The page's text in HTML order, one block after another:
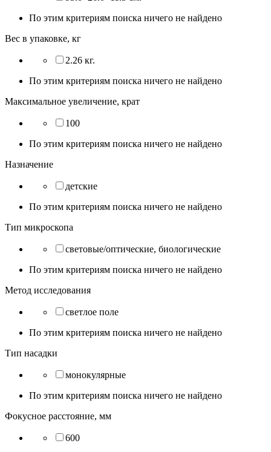
По этим критериям поиска ничего не найдено
Вес в упаковке, кг
2.26 кг.
По этим критериям поиска ничего не найдено
Максимальное увеличение, крат
100
По этим критериям поиска ничего не найдено
Назначение
детские
По этим критериям поиска ничего не найдено
Тип микроскопа
световые/оптические, биологические
По этим критериям поиска ничего не найдено
Метод исследования
светлое поле
По этим критериям поиска ничего не найдено
Тип насадки
монокулярные
По этим критериям поиска ничего не найдено
Фокусное расстояние, мм
600